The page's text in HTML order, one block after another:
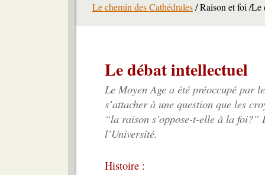
Le chemin des Cathédrales/ Raison et foi /Le
Le débat intellectuel
Le Moyen Age a été préoccupé par
s’attacher à une question que les
“la raison s’oppose-t-elle à la foi?”
l’Université.
Histoire :